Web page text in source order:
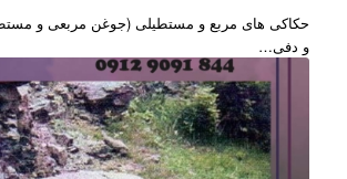
حکاکی های مربع و مستطیلی (جوغن مربعی و
و دفی…